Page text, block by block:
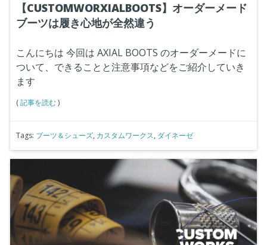
【CUSTOMWORXIALBOOTS】オーダーメード
ブーツは履き心地が全然違う
こんにちは 今回は AXIAL BOOTS のオーダーメードに
ついて、できることと注意事項などをご紹介していき
ます
(記事を読む)
Tags: ブーツ＆シューズ, カスタムワークス, ダイネーゼ